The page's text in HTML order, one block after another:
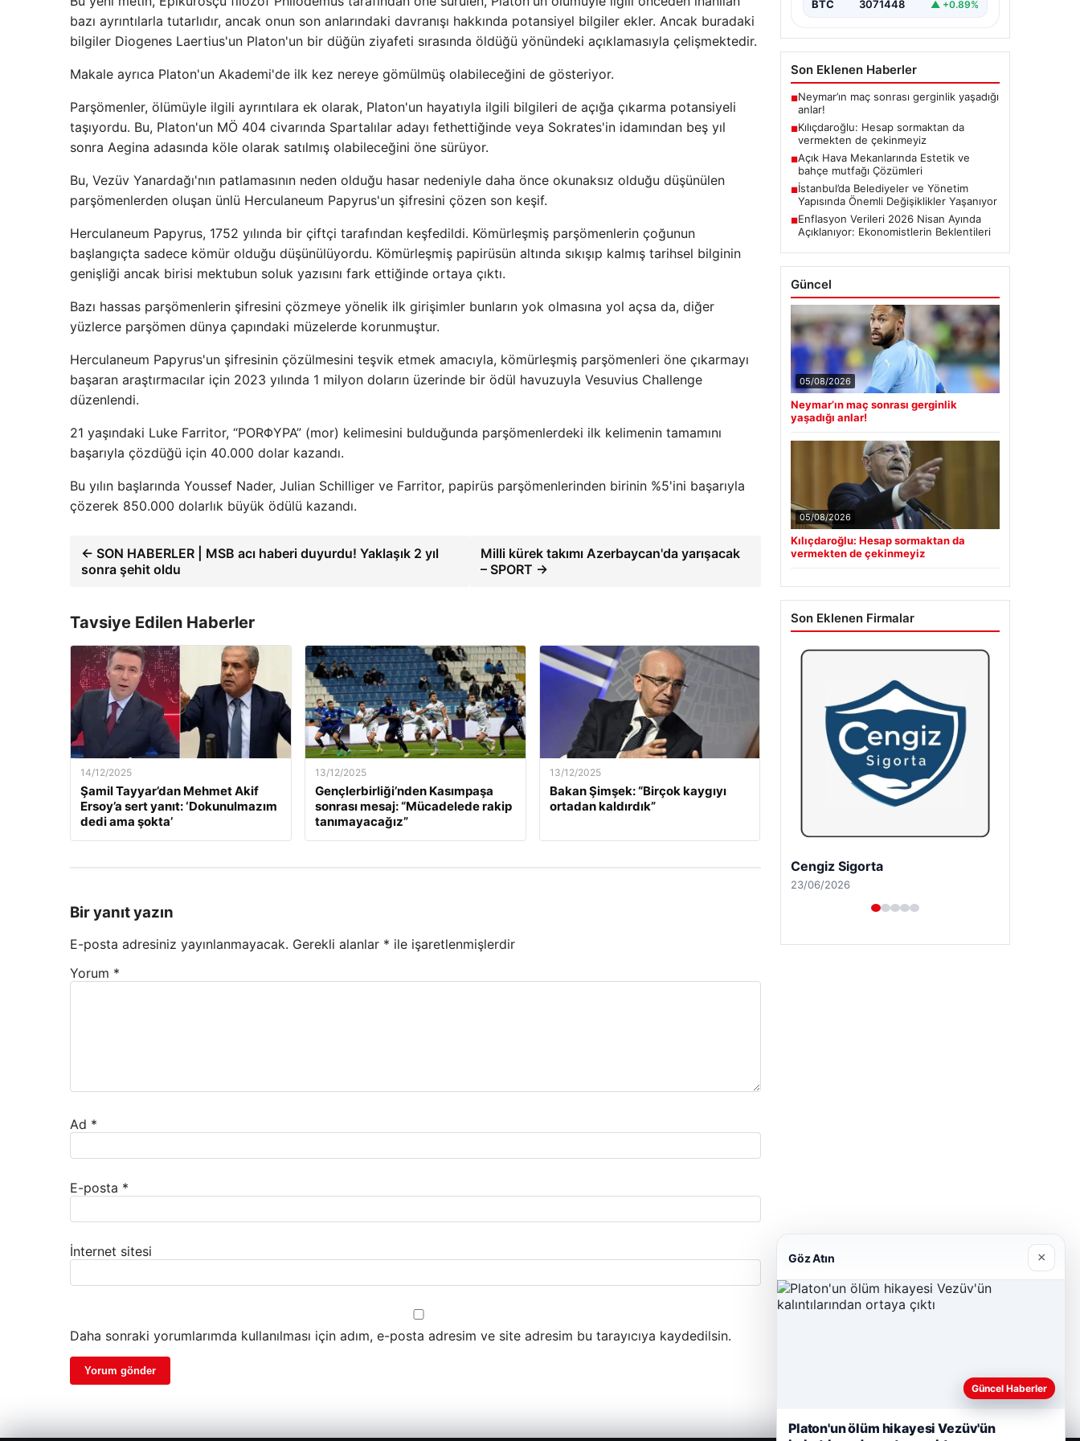
bazı ayrıntılarla tutarlıdır, ancak onun son anlarındaki davranışı hakkında potansiyel bilgiler ekler. Ancak buradaki
bilgiler Diogenes Laertius'un Platon'un bir düğün ziyafeti sırasında öldüğü yönündeki açıklamasıyla çelişmektedir.
Makale ayrıca Platon'un Akademi'de ilk kez nereye gömülmüş olabileceğini de gösteriyor.
Parşömenler, ölümüyle ilgili ayrıntılara ek olarak, Platon'un hayatıyla ilgili bilgileri de açığa çıkarma potansiyeli
taşıyordu. Bu, Platon'un MÖ 404 civarında Spartalılar adayı fethettiğinde veya Sokrates'in idamından beş yıl
sonra Aegina adasında köle olarak satılmış olabileceğini öne sürüyor.
Bu, Vezüv Yanardağı'nın patlamasının neden olduğu hasar nedeniyle daha önce okunaksız olduğu düşünülen
parşömenlerden oluşan ünlü Herculaneum Papyrus'un şifresini çözen son keşif.
Herculaneum Papyrus, 1752 yılında bir çiftçi tarafından keşfedildi. Kömürleşmiş parşömenlerin çoğunun
başlangıçta sadece kömür olduğu düşünülüyordu. Kömürleşmiş papirüsün altında sıkışıp kalmış tarihsel bilginin
genişliği ancak birisi mektubun soluk yazısını fark ettiğinde ortaya çıktı.
Bazı hassas parşömenlerin şifresini çözmeye yönelik ilk girişimler bunların yok olmasına yol açsa da, diğer
yüzlerce parşömen dünya çapındaki müzelerde korunmuştur.
Herculaneum Papyrus'un şifresinin çözülmesini teşvik etmek amacıyla, kömürleşmiş parşömenleri öne çıkarmayı
başaran araştırmacılar için 2023 yılında 1 milyon doların üzerinde bir ödül havuzuyla Vesuvius Challenge
düzenlendi.
21 yaşındaki Luke Farritor, “PORΦΥΡΑ” (mor) kelimesini bulduğunda parşömenlerdeki ilk kelimenin tamamını
başarıyla çözdüğü için 40.000 dolar kazandı.
Bu yılın başlarında Youssef Nader, Julian Schilliger ve Farritor, papirüs parşömenlerinden birinin %5'ini başarıyla
çözerek 850.000 dolarlık büyük ödülü kazandı.
← SON HABERLER | MSB acı haberi duyurdu! Yaklaşık 2 yıl
sonra şehit oldu
Milli kürek takımı Azerbaycan'da yarışacak
– SPORT →
Tavsiye Edilen Haberler
14/12/2025
Şamil Tayyar’dan Mehmet Akif
Ersoy’a sert yanıt: ‘Dokunulmazım
dedi ama şokta’
13/12/2025
Gençlerbirliği’nden Kasımpaşa
sonrası mesaj: “Mücadelede rakip
tanımayacağız”
13/12/2025
Bakan Şimşek: “Birçok kaygıyı
ortadan kaldırdık”
Bir yanıt yazın
E-posta adresiniz yayınlanmayacak. Gerekli alanlar * ile işaretlenmişlerdir
Yorum *
Ad *
E-posta *
İnternet sitesi
Daha sonraki yorumlarımda kullanılması için adım, e-posta adresim ve site adresim bu tarayıcıya kaydedilsin.
BTC 3071448 ▲ +0.89%
Son Eklenen Haberler
■Neymar’ın maç sonrası gerginlik yaşadığı
anlar!
■Kılıçdaroğlu: Hesap sormaktan da
vermekten de çekinmeyiz
■Açık Hava Mekanlarında Estetik ve
bahçe mutfağı Çözümleri
■İstanbul’da Belediyeler ve Yönetim
Yapısında Önemli Değişiklikler Yaşanıyor
■Enflasyon Verileri 2026 Nisan Ayında
Açıklanıyor: Ekonomistlerin Beklentileri
Güncel
05/08/2026
Neymar’ın maç sonrası gerginlik
yaşadığı anlar!
05/08/2026
Kılıçdaroğlu: Hesap sormaktan da
vermekten de çekinmeyiz
Son Eklenen Firmalar
Hastaş Beton
26/05/2026
Göz Atın ×
Güncel Haberler
Platon'un ölüm hikayesi Vezüv'ün